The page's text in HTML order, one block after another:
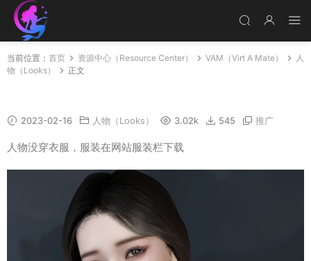
当前位置： 首页 资源中心（Resource Center） VAM（Virt A Mate）
人
物（Looks）
正文
2023-02-16 人物（Looks） 3.02k 545 推广
人物没穿衣服，服装在网站服装栏下载